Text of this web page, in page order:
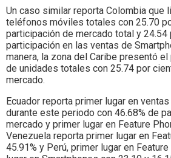
Un caso similar reporta Colombia que
teléfonos móviles totales con 25.70
participación de mercado total y 24.54
participación en las ventas de
manera, la zona del Caribe presentó
de unidades totales con 25.74 por
mercado.
Ecuador reporta primer lugar en
durante este periodo con 46.68% de
mercado y primer lugar en Feature
Venezuela reporta primer lugar en
45.91% y Perú, primer lugar en